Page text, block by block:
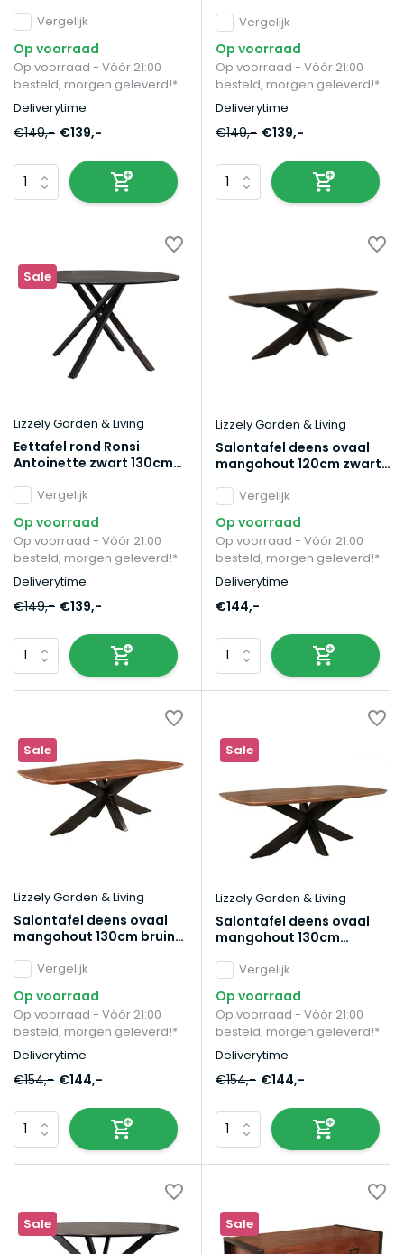
Vergelijk
Op voorraad
Op voorraad - Vóór 21:00
besteld, morgen geleverd!*
Deliverytime
€149,- €139,-
Vergelijk
Op voorraad
Op voorraad - Vóór 21:00
besteld, morgen geleverd!*
Deliverytime
€149,- €139,-
Sale
Lizzely Garden & Living
Eettafel rond Ronsi
Antoinette zwart 130cm
Vergelijk
Op voorraad
Op voorraad - Vóór 21:00
besteld, morgen geleverd!*
Deliverytime
€149,- €139,-
Lizzely Garden & Living
Salontafel deens ovaal
mangohout 120cm zwart
Vergelijk
Op voorraad
Op voorraad - Vóór 21:00
besteld, morgen geleverd!*
Deliverytime
€144,-
Sale
Lizzely Garden & Living
Salontafel deens ovaal
mangohout 130cm bruin
Vergelijk
Op voorraad
Op voorraad - Vóór 21:00
besteld, morgen geleverd!*
Deliverytime
€154,- €144,-
Sale
Lizzely Garden & Living
Salontafel deens ovaal
mangohout 130cm
Vergelijk
Op voorraad
Op voorraad - Vóór 21:00
besteld, morgen geleverd!*
Deliverytime
€154,- €144,-
Sale Sale